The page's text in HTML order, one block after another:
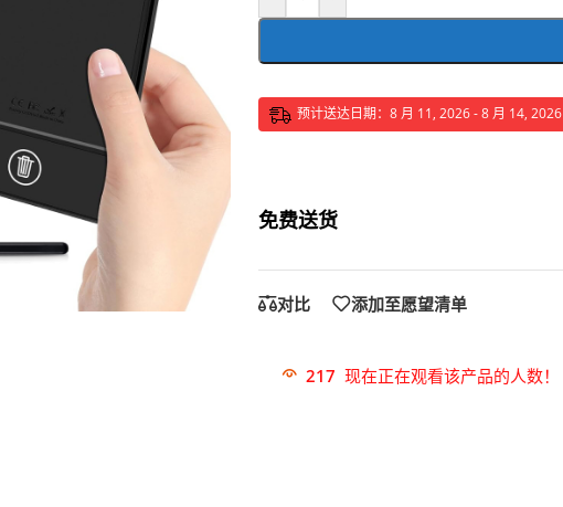
预计送达日期：8 月 11, 2026 - 8 月 14, 2026
免费送货
对比 添加至愿望清单
217 现在正在观看该产品的人数！